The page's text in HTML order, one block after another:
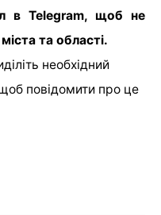
в Telegram, щоб не
та області.
необхідний
повідомити про це